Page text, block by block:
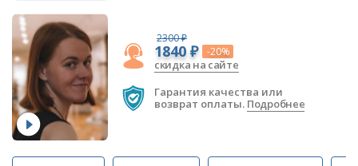
2300 ₽
1840 ₽ -20%
скидка на сайте
Гарантия качества или
возврат оплаты. Подробнее